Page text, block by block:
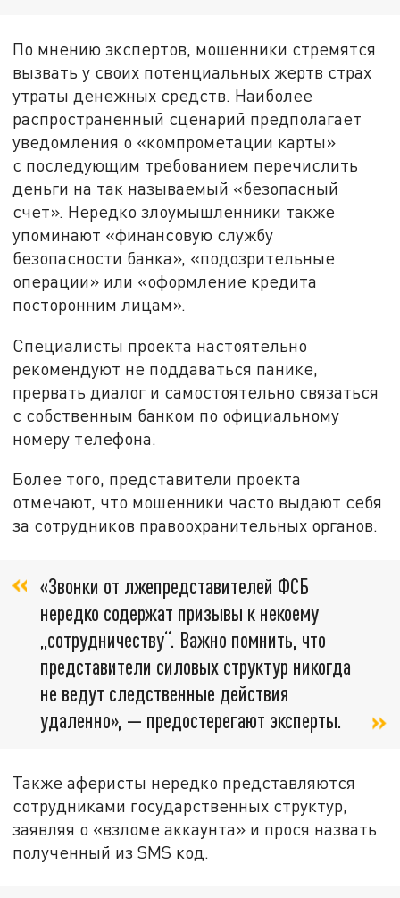
По мнению экспертов, мошенники стремятся
вызвать у своих потенциальных жертв страх
утраты денежных средств. Наиболее
распространенный сценарий предполагает
уведомления о «компрометации карты»
с последующим требованием перечислить
деньги на так называемый «безопасный
счет». Нередко злоумышленники также
упоминают «финансовую службу
безопасности банка», «подозрительные
операции» или «оформление кредита
посторонним лицам».
Специалисты проекта настоятельно
рекомендуют не поддаваться панике,
прервать диалог и самостоятельно связаться
с собственным банком по официальному
номеру телефона.
Более того, представители проекта
отмечают, что мошенники часто выдают себя
за сотрудников правоохранительных органов.
«Звонки от лжепредставителей ФСБ
нередко содержат призывы к некоему
„сотрудничеству“. Важно помнить, что
представители силовых структур никогда
не ведут следственные действия
удаленно», — предостерегают эксперты.
Также аферисты нередко представляются
сотрудниками государственных структур,
заявляя о «взломе аккаунта» и прося назвать
полученный из SMS код.